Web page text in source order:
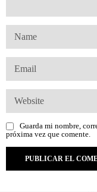
Guarda mi nombre,
próxima vez que comente.